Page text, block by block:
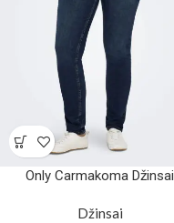
Only Carmakoma Džinsai
Džinsai